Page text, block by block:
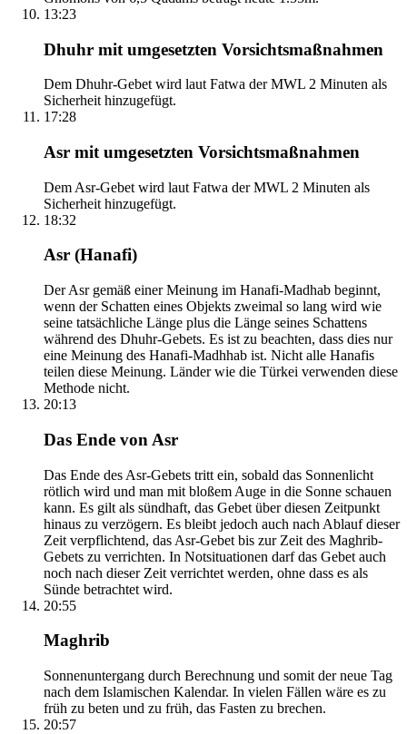
13:23
Dhuhr mit umgesetzten Vorsichtsmaßnahmen
Dem Dhuhr-Gebet wird laut Fatwa der MWL 2 Minuten als
Sicherheit hinzugefügt.
17:28
Asr mit umgesetzten Vorsichtsmaßnahmen
Dem Asr-Gebet wird laut Fatwa der MWL 2 Minuten als
Sicherheit hinzugefügt.
18:32
Asr (Hanafi)
Der Asr gemäß einer Meinung im Hanafi-Madhab beginnt,
wenn der Schatten eines Objekts zweimal so lang wird wie
seine tatsächliche Länge plus die Länge seines Schattens
während des Dhuhr-Gebets. Es ist zu beachten, dass dies nur
eine Meinung des Hanafi-Madhhab ist. Nicht alle Hanafis
teilen diese Meinung. Länder wie die Türkei verwenden diese
Methode nicht.
20:13
Das Ende von Asr
Das Ende des Asr-Gebets tritt ein, sobald das Sonnenlicht
rötlich wird und man mit bloßem Auge in die Sonne schauen
kann. Es gilt als sündhaft, das Gebet über diesen Zeitpunkt
hinaus zu verzögern. Es bleibt jedoch auch nach Ablauf dieser
Zeit verpflichtend, das Asr-Gebet bis zur Zeit des Maghrib-
Gebets zu verrichten. In Notsituationen darf das Gebet auch
noch nach dieser Zeit verrichtet werden, ohne dass es als
Sünde betrachtet wird.
20:55
Maghrib
Sonnenuntergang durch Berechnung und somit der neue Tag
nach dem Islamischen Kalendar. In vielen Fällen wäre es zu
früh zu beten und zu früh, das Fasten zu brechen.
20:57